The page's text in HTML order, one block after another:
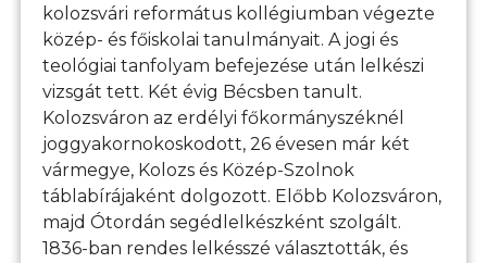
kolozsvári református kollégiumban végezte
közép- és főiskolai tanulmányait. A jogi és
teológiai tanfolyam befejezése után lelkészi
vizsgát tett. Két évig Bécsben tanult.
Kolozsváron az erdélyi főkormányszéknél
joggyakornokoskodott, 26 évesen már két
vármegye, Kolozs és Közép-Szolnok
táblabírájaként dolgozott. Előbb Kolozsváron,
majd Ótordán segédlelkészként szolgált.
1836-ban rendes lelkésszé választották, és